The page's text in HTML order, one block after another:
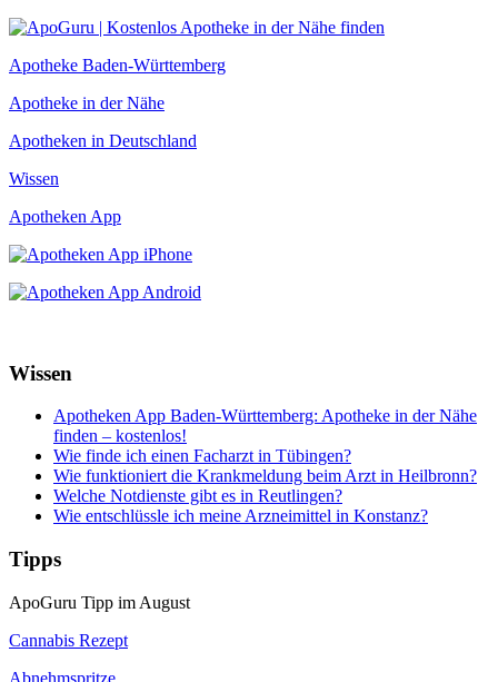
Apotheke Baden-Württemberg
Apotheke in der Nähe
Apotheken in Deutschland
Wissen
Apotheken App
Wissen
Apotheken App Baden-Württemberg: Apotheke in der Nähe
finden – kostenlos!
Wie finde ich einen Facharzt in Tübingen?
Wie funktioniert die Krankmeldung beim Arzt in Heilbronn?
Welche Notdienste gibt es in Reutlingen?
Wie entschlüssle ich meine Arzneimittel in Konstanz?
Tipps
ApoGuru Tipp im August
Cannabis Rezept
Abnehmspritze